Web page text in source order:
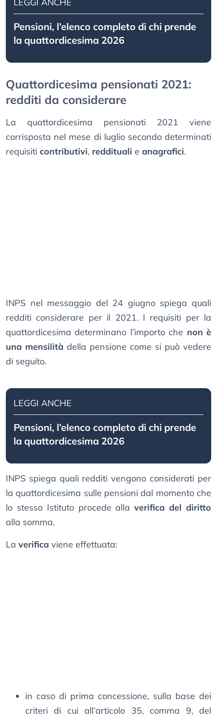
LEGGI ANCHE
Pensioni, l’elenco completo di chi prende
la quattordicesima 2026
Quattordicesima pensionati 2021:
redditi da considerare
La quattordicesima pensionati 2021 viene
corrisposta nel mese di luglio secondo determinati
requisiti contributivi, reddituali e anagrafici.
INPS nel messaggio del 24 giugno spiega quali
redditi considerare per il 2021. I requisiti per la
quattordicesima determinano l’importo che non è
una mensilità della pensione come si può vedere
di seguito.
LEGGI ANCHE
Pensioni, l’elenco completo di chi prende
la quattordicesima 2026
INPS spiega quali redditi vengono considerati per
la quattordicesima sulle pensioni dal momento che
lo stesso Istituto procede allaverifica del diritto
alla somma.
La verifica viene effettuata:
in caso di prima concessione, sulla base dei
criteri di cui all’articolo 35, comma 9, del